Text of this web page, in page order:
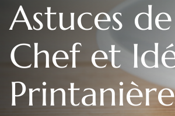
Astuces de
Chef et